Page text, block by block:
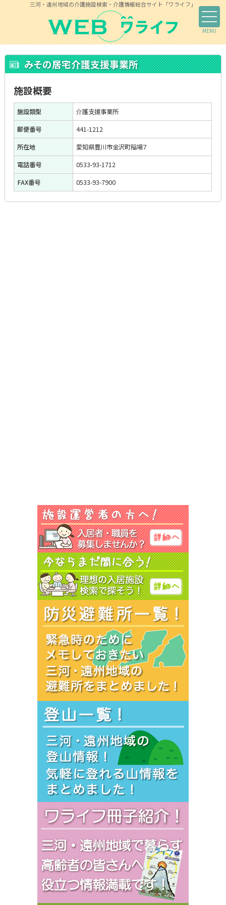
三河・遠州地域の介護施設検索・介護情報総合サイト「ワライフ」
みその居宅介護支援事業所
施設概要
施設類型
介護支援事業所
郵便番号
441-1212
所在地
愛知県豊川市金沢町稲場７
電話番号
0533-93-1712
FAX番号
0533-93-7900